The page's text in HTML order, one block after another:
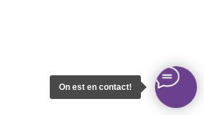
On est en contact!